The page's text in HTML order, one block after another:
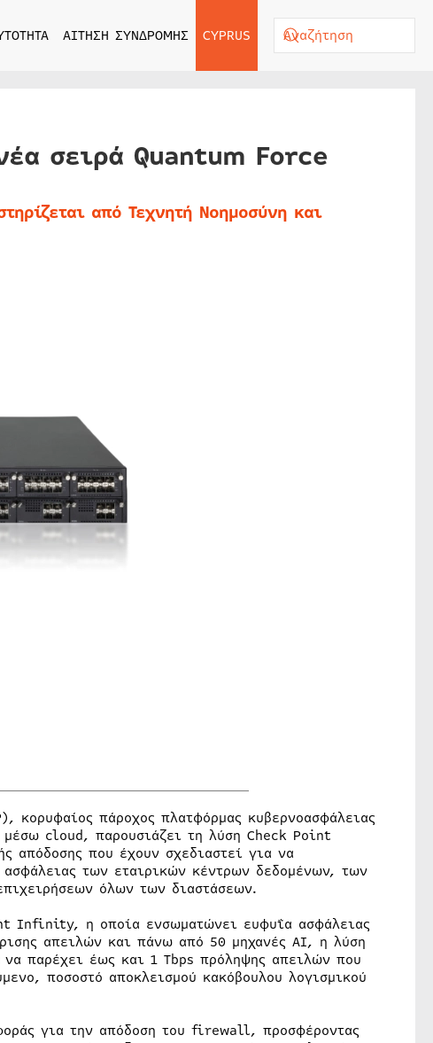
ΑΙΤΗΣΗ ΣΥΝΔΡΟΜΗΣ CYPRUS
σειρά Quantum Force
από Τεχνητή Νοημοσύνη και
κορυφαίος πάροχος πλατφόρμας κυβερνοασφάλειας
μέσω cloud, παρουσιάζει τη λύση Check Point
απόδοσης που έχουν σχεδιαστεί για να
ασφάλειας των εταιρικών κέντρων δεδομένων, των
όλων των διαστάσεων.
Infinity, η οποία ενσωματώνει ευφυΐα ασφάλειας
απειλών και πάνω από 50 μηχανές AI, η λύση
παρέχει έως και 1 Tbps πρόληψης απειλών που
ποσοστό αποκλεισμού κακόβουλου λογισμικού
για την απόδοση του firewall, προσφέροντας